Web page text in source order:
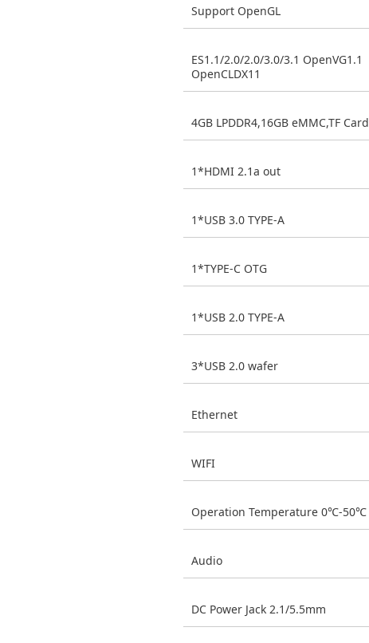
Support OpenGL
ES1.1/2.0/2.0/3.0/3.1 OpenVG1.1
OpenCLDX11
4GB LPDDR4,16GB eMMC,TF Card
1*HDMI 2.1a out
1*USB 3.0 TYPE-A
1*TYPE-C OTG
1*USB 2.0 TYPE-A
3*USB 2.0 wafer
Ethernet
WIFI
Operation Temperature 0℃-50℃
Audio
DC Power Jack 2.1/5.5mm